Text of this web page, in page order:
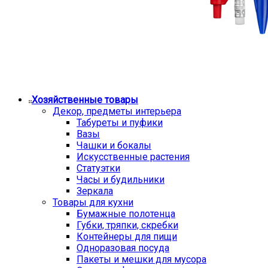
Хозяйственные товары
Декор, предметы интерьера
Табуреты и пуфики
Вазы
Чашки и бокалы
Искусственные растения
Статуэтки
Часы и будильники
Зеркала
Товары для кухни
Бумажные полотенца
Губки, тряпки, скребки
Контейнеры для пищи
Одноразовая посуда
Пакеты и мешки для мусора